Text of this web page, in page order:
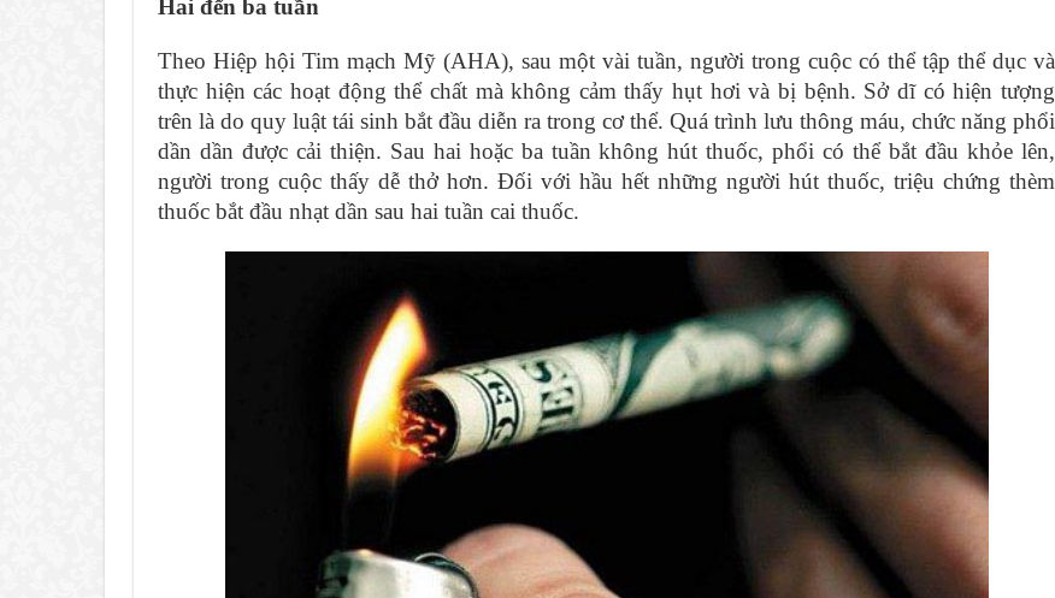
Hai đến ba tuần
Theo Hiệp hội Tim mạch Mỹ (AHA), sau một vài tuần, người trong cuộc có thể tập thể dục và
thực hiện các hoạt động thể chất mà không cảm thấy hụt hơi và bị bệnh. Sở dĩ có hiện tượng
trên là do quy luật tái sinh bắt đầu diễn ra trong cơ thể. Quá trình lưu thông máu, chức năng phổi
dần dần được cải thiện. Sau hai hoặc ba tuần không hút thuốc, phổi có thể bắt đầu khỏe lên,
người trong cuộc thấy dễ thở hơn. Đối với hầu hết những người hút thuốc, triệu chứng thèm
thuốc bắt đầu nhạt dần sau hai tuần cai thuốc.